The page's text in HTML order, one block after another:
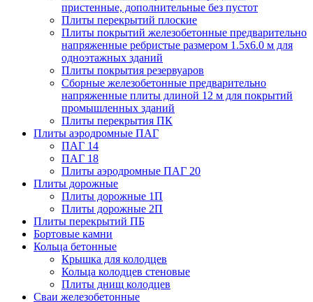
пристенные, дополнительные без пустот
Плиты перекрытий плоские
Плиты покрытий железобетонные предварительно
напряженные ребристые размером 1.5х6.0 м для
одноэтажных зданий
Плиты покрытия резервуаров
Сборные железобетонные предварительно
напряженные плиты длиной 12 м для покрытий
промышленных зданий
Плиты перекрытия ПК
Плиты аэродромные ПАГ
ПАГ 14
ПАГ 18
Плиты аэродромные ПАГ 20
Плиты дорожные
Плиты дорожные 1П
Плиты дорожные 2П
Плиты перекрытий ПБ
Бортовые камни
Кольца бетонные
Крышка для колодцев
Кольца колодцев стеновые
Плиты днищ колодцев
Сваи железобетонные